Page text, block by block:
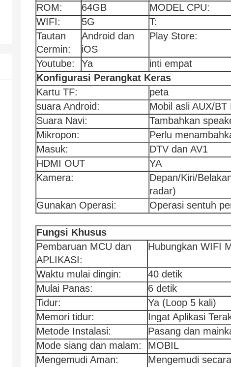
ROM:
64GB MODEL CPU:
WIFI:
5G T:
Tautan
Cermin:
Android dan
iOS
Play Store:
Youtube: Ya inti empat
Konfigurasi Perangkat Keras
Kartu TF:
peta
suara Android:
Mobil asli AUX/BT
Suara Navi:
Tambahkan
Mikropon:
Perlu
Masuk:
DTV dan AV1
HDMI OUT
YA
Kamera:
Depan/Kiri/
radar)
Gunakan Operasi:
Operasi sentuh
Fungsi Khusus
Pembaruan MCU dan
APLIKASI:
Hubungkan WIFI
Waktu mulai dingin:
40 detik
Mulai Panas:
6 detik
Tidur:
Ya (Loop 5 kali)
Memori tidur:
Ingat Aplikasi
Metode Instalasi:
Pasang dan
Mode siang dan malam:
MOBIL
Mengemudi Aman:
Mengemudi